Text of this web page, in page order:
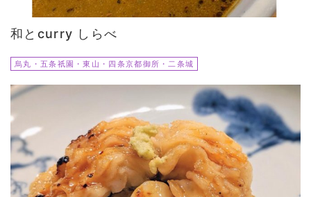
和とcurry しらべ
烏丸・五条祇園・東山・四条京都御所・二条城